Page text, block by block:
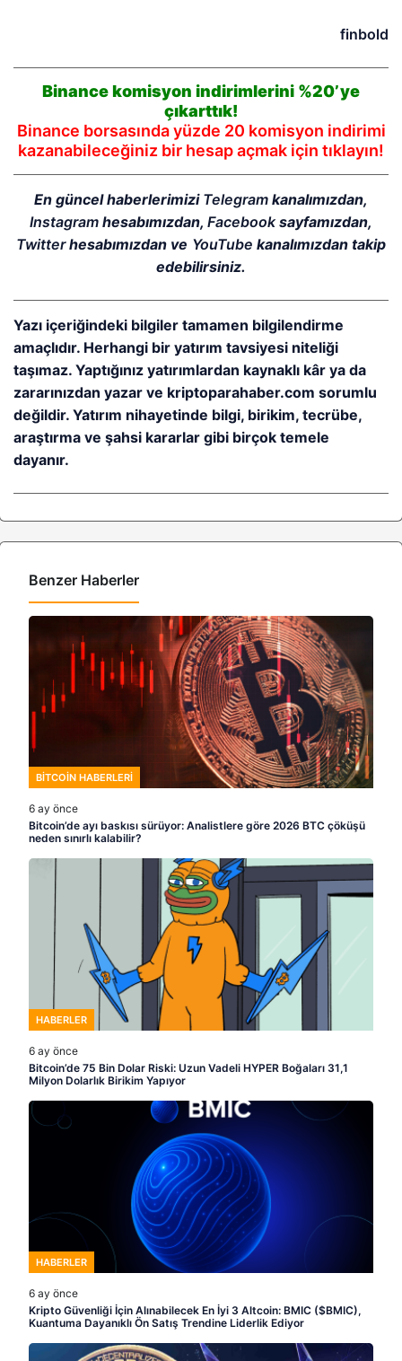
finbold
Binance komisyon indirimlerini %20’ye
çıkarttık!
Binance borsasında yüzde 20 komisyon indirimi
kazanabileceğiniz bir hesap açmak için tıklayın!
En güncel haberlerimizi Telegram kanalımızdan,
Instagramhesabımızdan, Facebooksayfamızdan,
Twitterhesabımızdan ve YouTube kanalımızdan takip
edebilirsiniz.
Yazı içeriğindeki bilgiler tamamen bilgilendirme
amaçlıdır. Herhangi bir yatırım tavsiyesi niteliği
taşımaz. Yaptığınız yatırımlardan kaynaklı kâr ya da
zararınızdan yazar ve kriptoparahaber.com sorumlu
değildir. Yatırım nihayetinde bilgi, birikim, tecrübe,
araştırma ve şahsi kararlar gibi birçok temele
dayanır.
Benzer Haberler
BITCOIN HABERLERI
6 ay önce
Bitcoin’de ayı baskısı sürüyor: Analistlere göre 2026 BTC çöküşü
neden sınırlı kalabilir?
HABERLER
6 ay önce
Bitcoin’de 75 Bin Dolar Riski: Uzun Vadeli HYPER Boğaları 31,1
Milyon Dolarlık Birikim Yapıyor
HABERLER
6 ay önce
Kripto Güvenliği İçin Alınabilecek En İyi 3 Altcoin: BMIC ($BMIC),
Kuantuma Dayanıklı Ön Satış Trendine Liderlik Ediyor